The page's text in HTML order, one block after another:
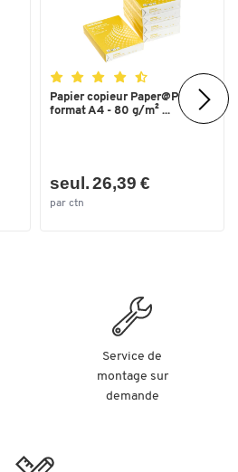
Papier copieur Paper@Print -
format A4 - 80 g/m² ...
seul. 26,39 €
par ctn
Service de
montage sur
demande